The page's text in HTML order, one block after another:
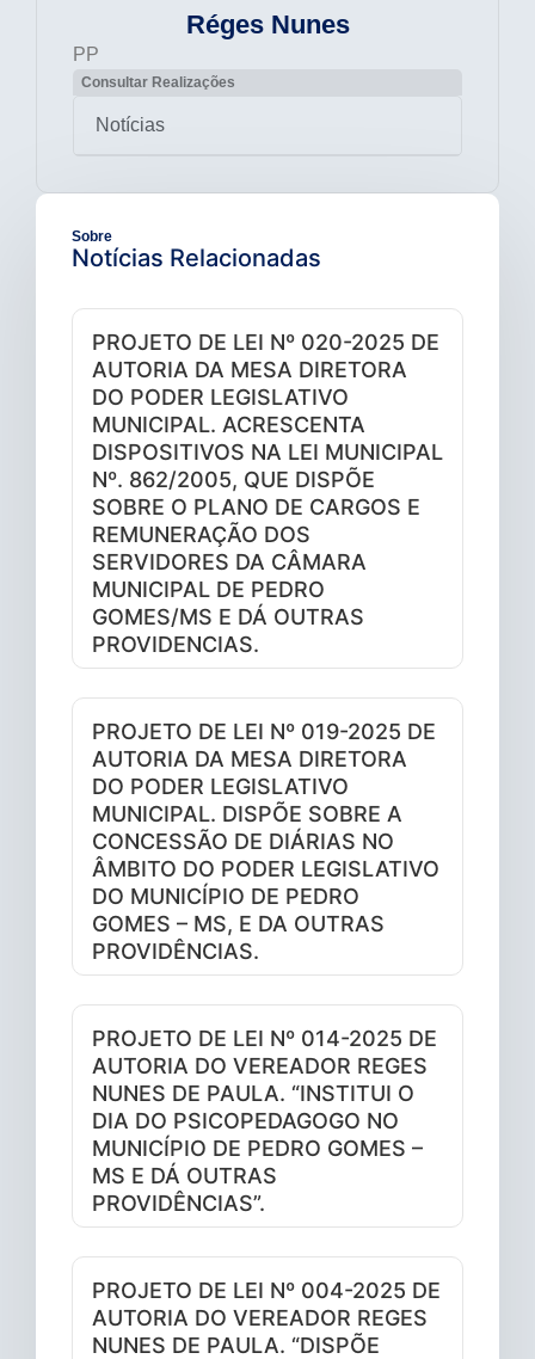
Réges Nunes
PP
Consultar Realizações
Notícias
Sobre
Notícias Relacionadas
PROJETO DE LEI Nº 020-2025 DE
AUTORIA DA MESA DIRETORA
DO PODER LEGISLATIVO
MUNICIPAL. ACRESCENTA
DISPOSITIVOS NA LEI MUNICIPAL
Nº. 862/2005, QUE DISPÕE
SOBRE O PLANO DE CARGOS E
REMUNERAÇÃO DOS
SERVIDORES DA CÂMARA
MUNICIPAL DE PEDRO
GOMES/MS E DÁ OUTRAS
PROVIDENCIAS.
PROJETO DE LEI Nº 019-2025 DE
AUTORIA DA MESA DIRETORA
DO PODER LEGISLATIVO
MUNICIPAL. DISPÕE SOBRE A
CONCESSÃO DE DIÁRIAS NO
ÂMBITO DO PODER LEGISLATIVO
DO MUNICÍPIO DE PEDRO
GOMES – MS, E DA OUTRAS
PROVIDÊNCIAS.
PROJETO DE LEI Nº 014-2025 DE
AUTORIA DO VEREADOR REGES
NUNES DE PAULA. “INSTITUI O
DIA DO PSICOPEDAGOGO NO
MUNICÍPIO DE PEDRO GOMES –
MS E DÁ OUTRAS
PROVIDÊNCIAS”.
PROJETO DE LEI Nº 004-2025 DE
AUTORIA DO VEREADOR REGES
NUNES DE PAULA. “DISPÕE